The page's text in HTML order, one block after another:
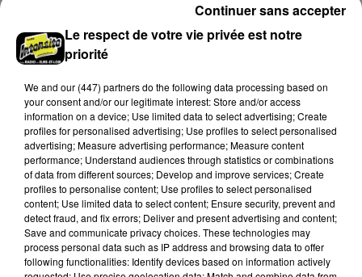
Du 3 au 7 février à Orléans (Loiret) : Festival musiques
Pluri'Elles.Le respect de votre vie privée est notre
priorité
We and our (447) partnersdo the following data processing based on
your consent and/or our legitimate interest: Store and/or access
information on a device; Use limited data to select advertising; Create
profiles for personalised advertising; Use profiles to select personalised
advertising; Measure advertising performance; Measure content
performance; Understand audiences through statistics or combinations
of data from different sources; Develop and improve services; Create
profiles to personalise content; Use profiles to select personalised
content; Use limited data to select content; Ensure security, prevent and
detect fraud, and fix errors; Deliver and present advertising and content;
Save and communicate privacy choices. These technologies may
process personal data such as IP address and browsing data to offer
following functionalities: Identify devices based on information actively
Continuer sans accepter